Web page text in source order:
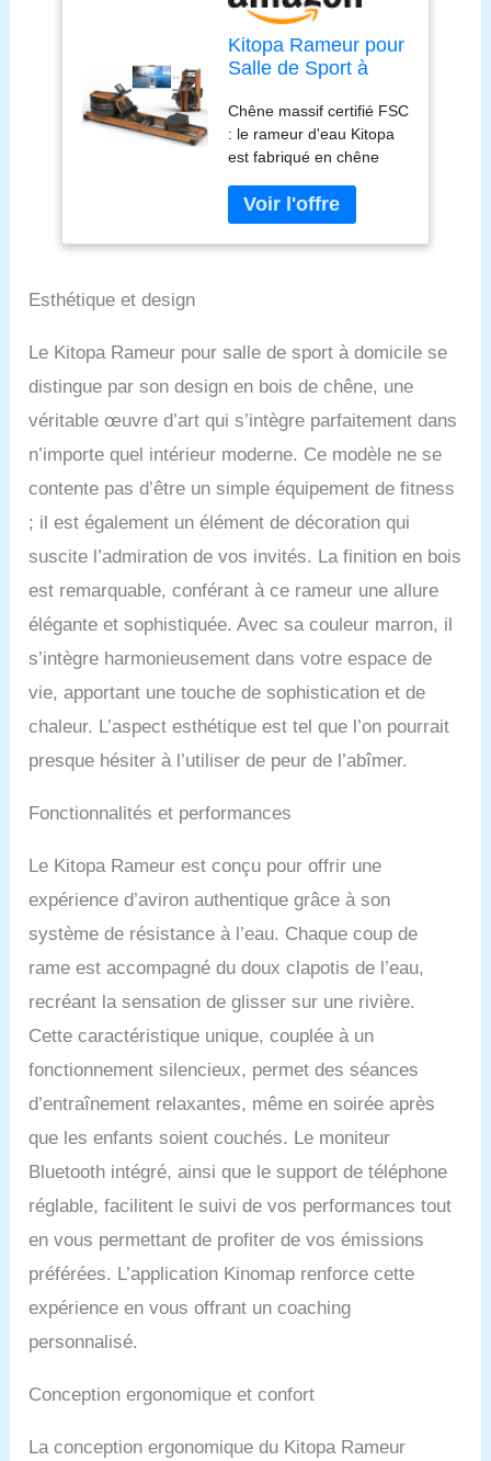
Kitopa Rameur pour
Salle de Sport à
Pliable en Bois de
chêne avec
Moniteur Bluetooth
et Support de
téléphone réglable,
rameur d'eau,
capacité de Poids
Chêne massif certifié FSC
: le rameur d'eau Kitopa
est fabriqué en chêne
le grain du bois naturel
est beau et généreux.
Certification FSC, non
l'usure, mais aussi pour
aider à promouvoir le
développement durable.
La construction en bois
massif véritable garantit
une capacité de poids de
200 kg. Rameur adapté
pour les utilisateurs d'une
hauteur maximale de 2
m. Expérience d'aviron
système de résistance à
l'eau du rameur en bois
l'aviron réel, apportant
une expérience d'aviron
plus naturelle et plus
lisse. Vous pouvez régler
la résistance en
d'eau afin de répondre à
d'entraînement. Siège
confortable et roulettes
en polyuréthane
absorbant les chocs pour
plus de confort et de
La structure de support à
double rail disperse
générée lors de l'aviron,
minimisant l'usure et
vie du rameur. Fonction
Bluetooth et compatible
pliable se connecte à
l'application Kinomap via
permettant de profiter de
divers scénarios d'aviron
rivalisant avec des amis
réalisme et le plaisir de
Esthétique et design
Le Kitopa Rameur pour salle de sport à domicile se
distingue par son design en bois de chêne, une
véritable œuvre d’art qui s’intègre parfaitement dans
n’importe quel intérieur moderne. Ce modèle ne se
contente pas d’être un simple équipement de fitness
; il est également un élément de décoration qui
suscite l’admiration de vos invités. La finition en bois
est remarquable, conférant à ce rameur une allure
élégante et sophistiquée. Avec sa couleur marron, il
s’intègre harmonieusement dans votre espace de
vie, apportant une touche de sophistication et de
chaleur. L’aspect esthétique est tel que l’on pourrait
presque hésiter à l’utiliser de peur de l’abîmer.
Fonctionnalités et performances
Le Kitopa Rameur est conçu pour offrir une
expérience d’aviron authentique grâce à son
système de résistance à l’eau. Chaque coup de
rame est accompagné du doux clapotis de l’eau,
recréant la sensation de glisser sur une rivière.
Cette caractéristique unique, couplée à un
fonctionnement silencieux, permet des séances
d’entraînement relaxantes, même en soirée après
que les enfants soient couchés. Le moniteur
Bluetooth intégré, ainsi que le support de téléphone
réglable, facilitent le suivi de vos performances tout
en vous permettant de profiter de vos émissions
préférées. L’application Kinomap renforce cette
expérience en vous offrant un coaching
personnalisé.
Conception ergonomique et confort
La conception ergonomique du Kitopa Rameur